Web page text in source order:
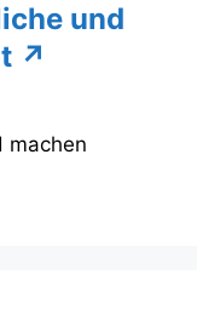
und
↗
machen